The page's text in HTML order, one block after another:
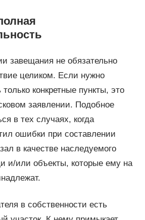
завещания не обязательно
целиком. Если нужно
только конкретные пункты, это
заявлении. Подобное
в тех случаях, когда
ошибки при составлении
в качестве наследуемого
и/или объекты, которые ему на
в собственности есть